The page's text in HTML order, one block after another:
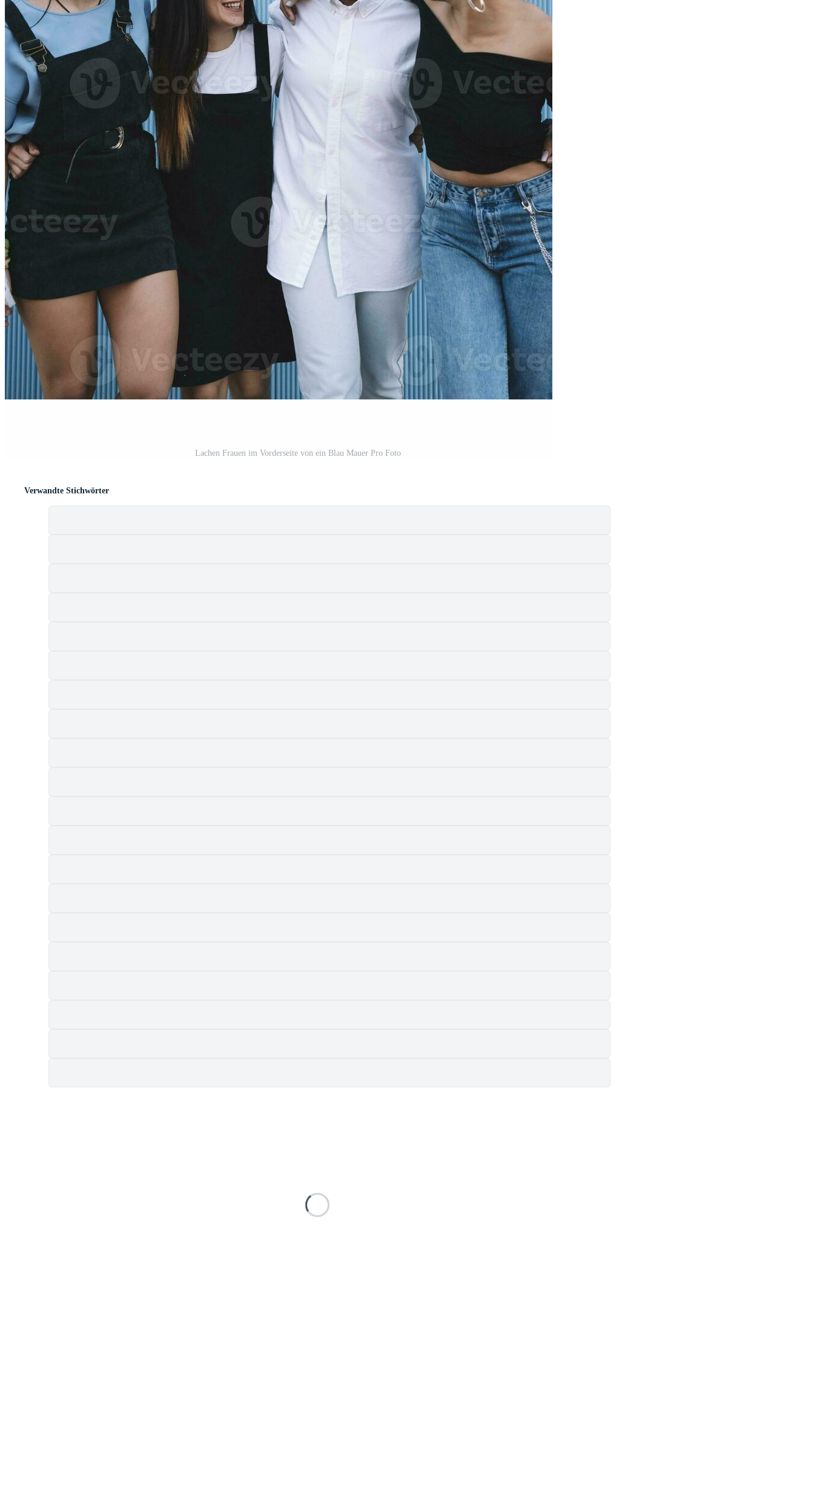
Lachen Frauen im Vorderseite von ein Blau Mauer Pro Foto
Verwandte Stichwörter